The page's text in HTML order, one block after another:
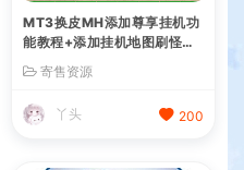
MT3换皮MH添加尊享挂机功
能教程+添加挂机地图刷怪教
程+视频教程
寄售资源
丫头 200